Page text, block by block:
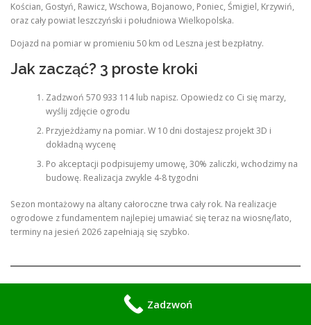
Kościan, Gostyń, Rawicz, Wschowa, Bojanowo, Poniec, Śmigiel, Krzywiń,
oraz cały powiat leszczyński i południowa Wielkopolska.
Dojazd na pomiar w promieniu 50 km od Leszna jest bezpłatny.
Jak zacząć? 3 proste kroki
Zadzwoń 570 933 114 lub napisz. Opowiedz co Ci się marzy,
wyślij zdjęcie ogrodu
Przyjeżdżamy na pomiar. W 10 dni dostajesz projekt 3D i
dokładną wycenę
Po akceptacji podpisujemy umowę, 30% zaliczki, wchodzimy na
budowę. Realizacja zwykle 4-8 tygodni
Sezon montażowy na altany całoroczne trwa cały rok. Na realizacje
ogrodowe z fundamentem najlepiej umawiać się teraz na wiosnę/lato,
terminy na jesień 2026 zapełniają się szybko.
Bespoke Jacuzzi Ogrodowe Leszno – Altany, Werandy, Pawilony SPA
Projekt, produkcja, montaż. Wszystko w jednej firmie.
Zadzwoń